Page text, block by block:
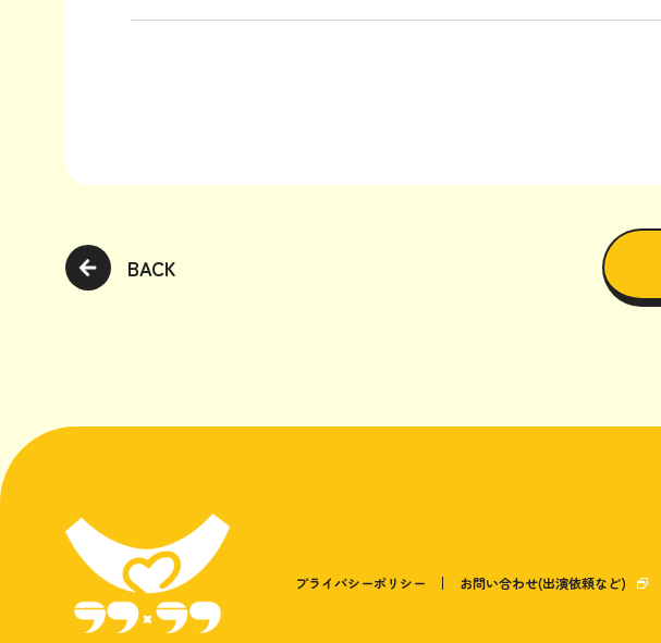
BACK
プライバシーポリシー お問い合わせ(出演依頼など)